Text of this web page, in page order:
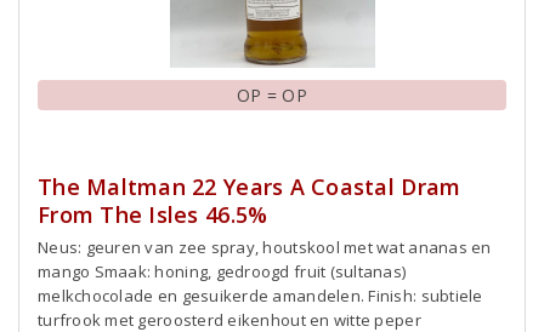
OP = OP
The Maltman 22 Years A Coastal Dram
From The Isles 46.5%
Neus: geuren van zee spray, houtskool met wat ananas en
mango Smaak: honing, gedroogd fruit (sultanas)
melkchocolade en gesuikerde amandelen. Finish: subtiele
turfrook met geroosterd eikenhout en witte peper